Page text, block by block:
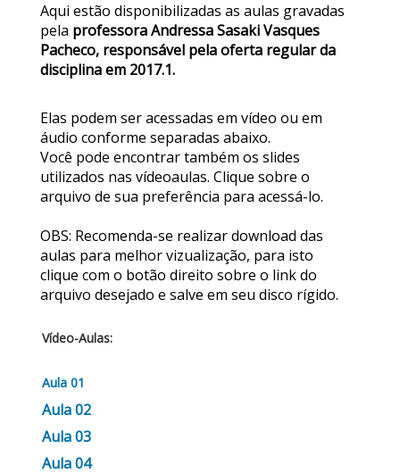
Aqui estão disponibilizadas as aulas gravadas
pela professora Andressa Sasaki Vasques
Pacheco, responsável pela oferta regular da
disciplina em 2017.1.
Elas podem ser acessadas em vídeo ou em
áudio conforme separadas abaixo.
Você pode encontrar também os slides
utilizados nas vídeoaulas. Clique sobre o
arquivo de sua preferência para acessá-lo.
OBS: Recomenda-se realizar download das
aulas para melhor vizualização, para isto
clique com o botão direito sobre o link do
arquivo desejado e salve em seu disco rígido.
Vídeo-Aulas:
Aula 01
Aula 02
Aula 03
Aula 04